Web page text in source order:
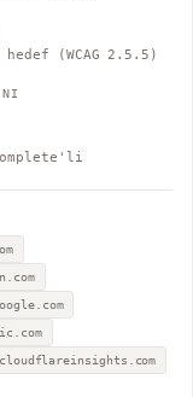
hedef (WCAG 2.5.5)